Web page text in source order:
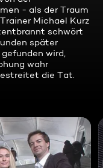
- als der Traum
Michael Kurz
schwört
später
wird,
wahr
die Tat.